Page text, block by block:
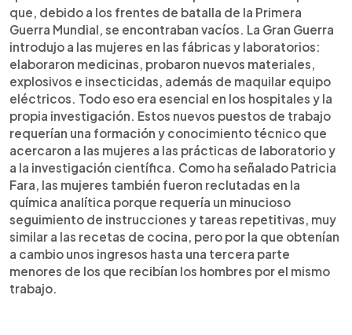
que, debido a los frentes de batalla de la Primera
Guerra Mundial, se encontraban vacíos. La Gran Guerra
introdujo a las mujeres en las fábricas y laboratorios:
elaboraron medicinas, probaron nuevos materiales,
explosivos e insecticidas, además de maquilar equipo
eléctricos. Todo eso era esencial en los hospitales y la
propia investigación. Estos nuevos puestos de trabajo
requerían una formación y conocimiento técnico que
acercaron a las mujeres a las prácticas de laboratorio y
a la investigación científica. Como ha señalado Patricia
Fara, las mujeres también fueron reclutadas en la
química analítica porque requería un minucioso
seguimiento de instrucciones y tareas repetitivas, muy
similar a las recetas de cocina, pero por la que obtenían
a cambio unos ingresos hasta una tercera parte
menores de los que recibían los hombres por el mismo
trabajo.